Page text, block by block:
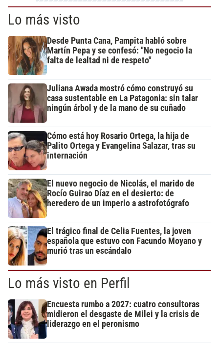
Lo más visto
Desde Punta Cana, Pampita habló sobre
Martín Pepa y se confesó: "No negocio la
falta de lealtad ni de respeto"
Juliana Awada mostró cómo construyó su
casa sustentable en La Patagonia: sin talar
ningún árbol y de la mano de su cuñado
Cómo está hoy Rosario Ortega, la hija de
Palito Ortega y Evangelina Salazar, tras su
internación
El nuevo negocio de Nicolás, el marido de
Rocío Guirao Díaz en el desierto: de
heredero de un imperio a astrofotógrafo
El trágico final de Celia Fuentes, la joven
española que estuvo con Facundo Moyano y
murió tras un escándalo
Lo más visto en Perfil
Encuesta rumbo a 2027: cuatro consultoras
midieron el desgaste de Milei y la crisis de
liderazgo en el peronismo